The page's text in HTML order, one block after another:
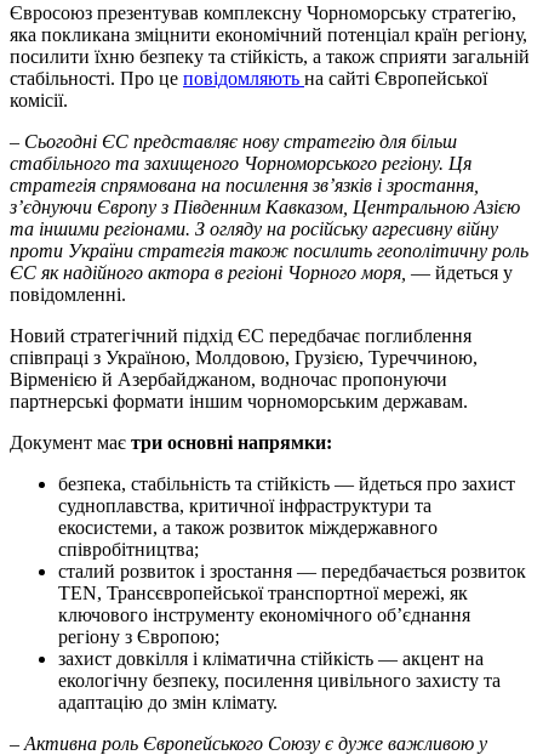
Євросоюз презентував комплексну Чорноморську стратегію,
яка покликана зміцнити економічний потенціал країн регіону,
посилити їхню безпеку та стійкість, а також сприяти загальній
стабільності. Про це повідомляють на сайті Європейської
комісії.
– Сьогодні ЄС представляє нову стратегію для більш
стабільного та захищеного Чорноморського регіону. Ця
стратегія спрямована на посилення зв’язків і зростання,
з’єднуючи Європу з Південним Кавказом, Центральною Азією
та іншими регіонами. З огляду на російську агресивну війну
проти України стратегія також посилить геополітичну роль
ЄС як надійного актора в регіоні Чорного моря, — йдеться у
повідомленні.
Новий стратегічний підхід ЄС передбачає поглиблення
співпраці з Україною, Молдовою, Грузією, Туреччиною,
Вірменією й Азербайджаном, водночас пропонуючи
партнерські формати іншим чорноморським державам.
Документ має три основні напрямки:
безпека, стабільність та стійкість — йдеться про захист
судноплавства, критичної інфраструктури та
екосистеми, а також розвиток міждержавного
співробітництва;
сталий розвиток і зростання — передбачається розвиток
TEN, Трансєвропейської транспортної мережі, як
ключового інструменту економічного об’єднання
регіону з Європою;
захист довкілля і кліматична стійкість — акцент на
екологічну безпеку, посилення цивільного захисту та
адаптацію до змін клімату.
– Активна роль Європейського Союзу є дуже важливою у